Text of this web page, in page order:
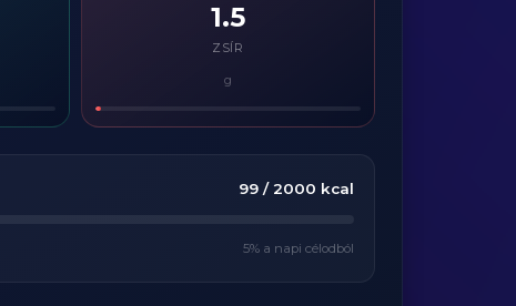
1.5
ZSÍR
g
99 / 2000 kcal
5% a napi célodból